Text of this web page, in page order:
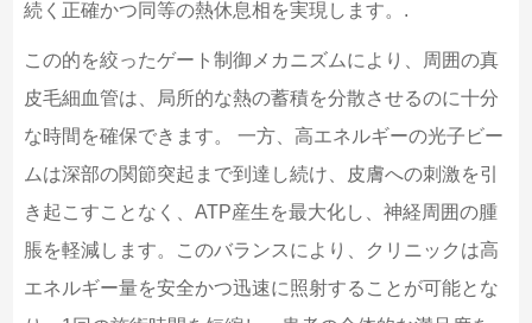
続く正確かつ同等の熱休息相を実現します。.
この的を絞ったゲート制御メカニズムにより、周囲の真
皮毛細血管は、局所的な熱の蓄積を分散させるのに十分
な時間を確保できます。 一方、高エネルギーの光子ビー
ムは深部の関節突起まで到達し続け、皮膚への刺激を引
き起こすことなく、ATP産生を最大化し、神経周囲の腫
脹を軽減します。このバランスにより、クリニックは高
エネルギー量を安全かつ迅速に照射することが可能とな